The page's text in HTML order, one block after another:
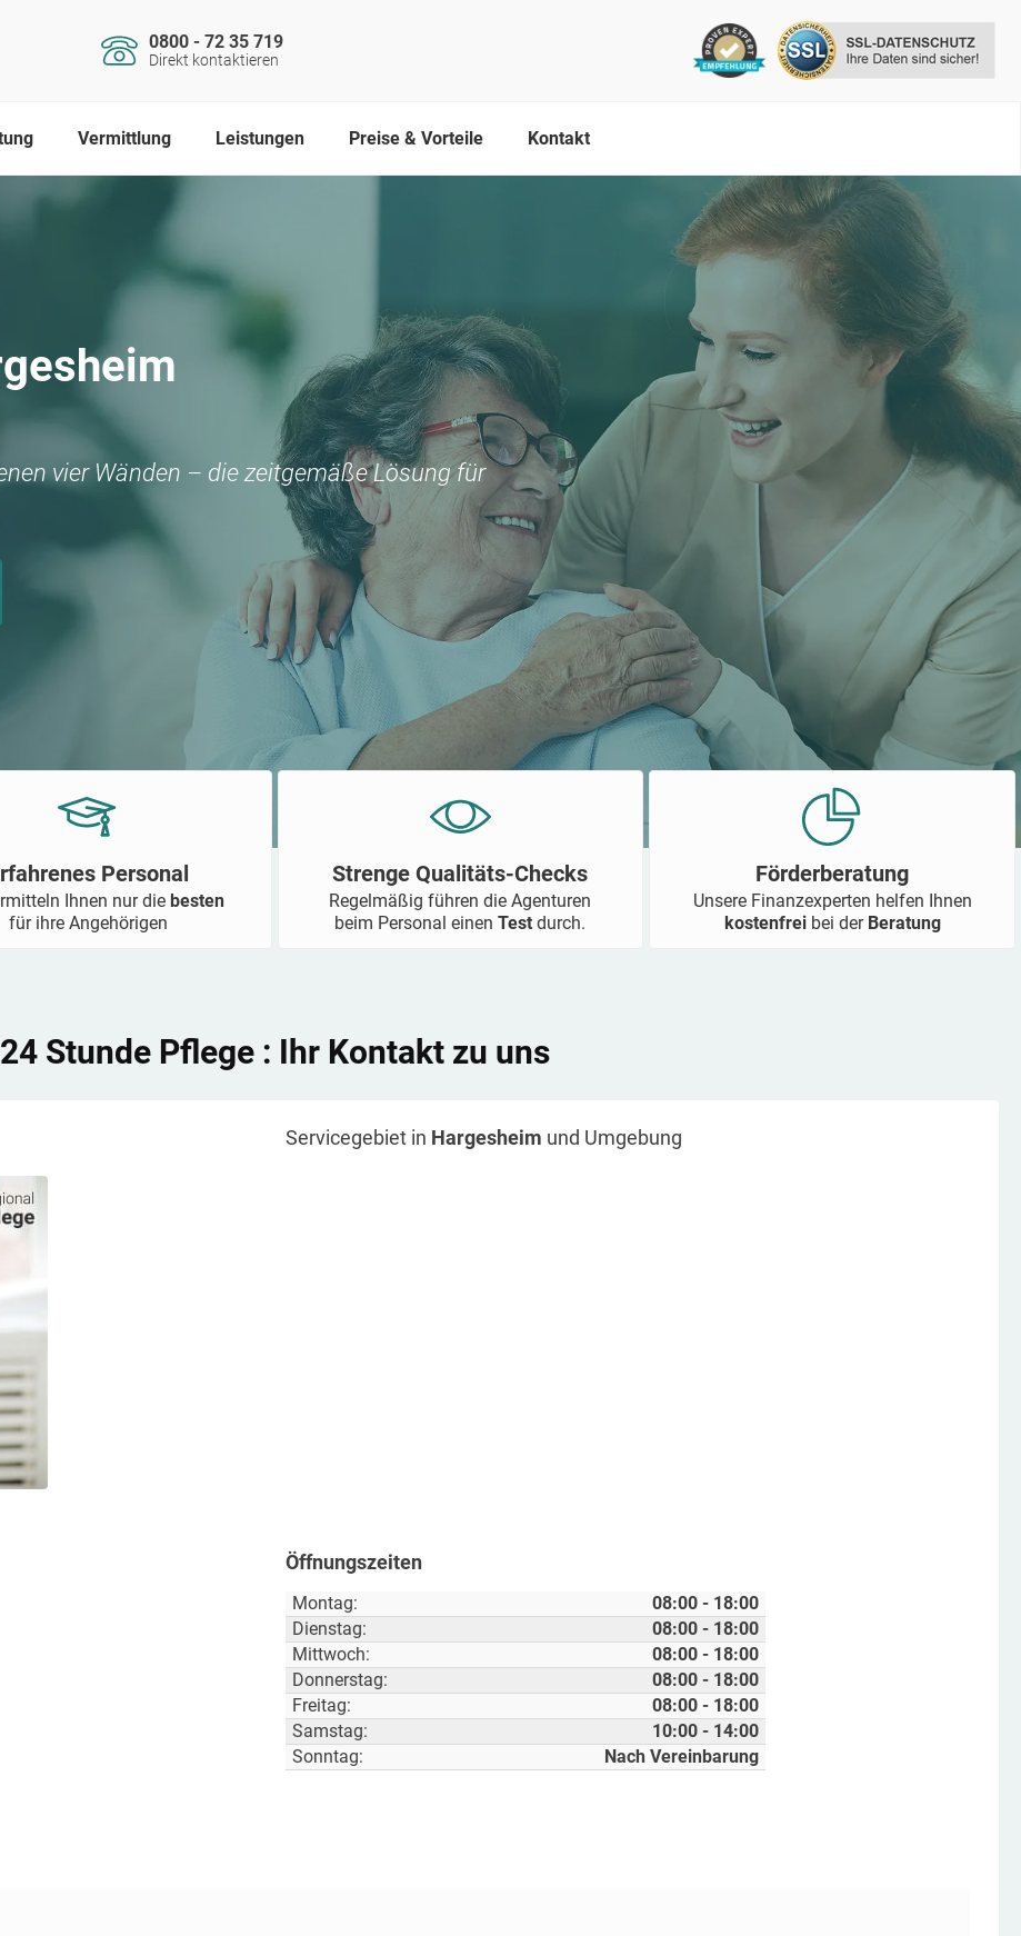
0800 - 72 35 719
Direkt kontaktieren
Vermittlung Leistungen Preise & Vorteile Kontakt
vier Wänden – die zeitgemäße Lösung für
Personal
Ihnen nur diebesten
für ihre Angehörigen
Strenge Qualitäts-Checks
Regelmäßig führen die Agenturen
beim Personal einenTestdurch.
Förderberatung
Unsere Finanzexperten helfen Ihnen
kostenfrei bei der Beratung
24 Stunde Pflege : Ihr Kontakt zu uns
Servicegebiet in Hargesheim und Umgebung
Öffnungszeiten
Montag:
08:00 - 18:00
Dienstag:
08:00 - 18:00
Mittwoch:
08:00 - 18:00
Donnerstag:
08:00 - 18:00
Freitag:
08:00 - 18:00
Samstag:
10:00 - 14:00
Sonntag:
Nach Vereinbarung